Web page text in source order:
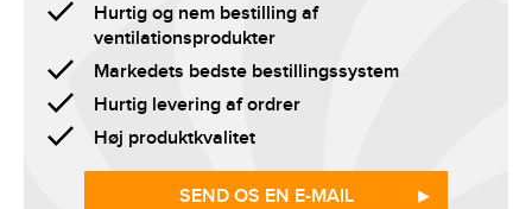
Hurtig og nem bestilling af
ventilationsprodukter
Markedets bedste bestillingssystem
Hurtig levering af ordrer
Høj produktkvalitet
SEND OS EN E-MAIL